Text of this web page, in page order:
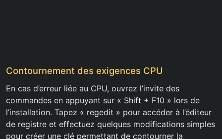
Contournement des exigences CPU
En cas d’erreur liée au CPU, ouvrez l’invite des
commandes en appuyant sur « Shift + F10 » lors de
l’installation. Tapez « regedit » pour accéder à l’éditeur
de registre et effectuez quelques modifications simples
pour créer une clé permettant de contourner la